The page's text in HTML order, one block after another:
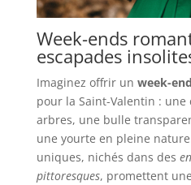
Week-ends
escapades
Imaginez offrir un week-
pour la Saint-Valentin : une
arbres, une bulle
une yourte en pleine
uniques, nichés dans des
pittoresques, promettent